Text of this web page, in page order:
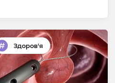
Здоров'я